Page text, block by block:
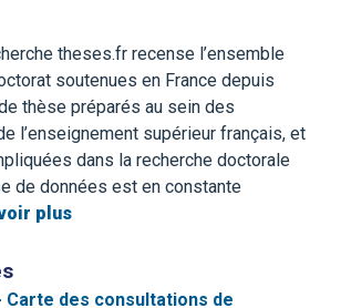
theses.fr recense l’ensemble
soutenues en France depuis
thèse préparés au sein des
l’enseignement supérieur français, et
dans la recherche doctorale
de données est en constante
plus
Carte des consultations de